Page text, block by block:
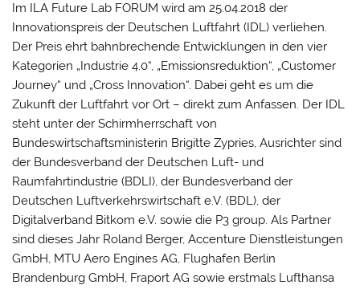
Im ILA Future Lab FORUM wird am 25.04.2018 der
Innovationspreis der Deutschen Luftfahrt (IDL) verliehen.
Der Preis ehrt bahnbrechende Entwicklungen in den vier
Kategorien „Industrie 4.0“, „Emissionsreduktion“, „Customer
Journey“ und „Cross Innovation“. Dabei geht es um die
Zukunft der Luftfahrt vor Ort – direkt zum Anfassen. Der IDL
steht unter der Schirmherrschaft von
Bundeswirtschaftsministerin Brigitte Zypries, Ausrichter sind
der Bundesverband der Deutschen Luft- und
Raumfahrtindustrie (BDLI), der Bundesverband der
Deutschen Luftverkehrswirtschaft e.V. (BDL), der
Digitalverband Bitkom e.V. sowie die P3 group. Als Partner
sind dieses Jahr Roland Berger, Accenture Dienstleistungen
GmbH, MTU Aero Engines AG, Flughafen Berlin
Brandenburg GmbH, Fraport AG sowie erstmals Lufthansa